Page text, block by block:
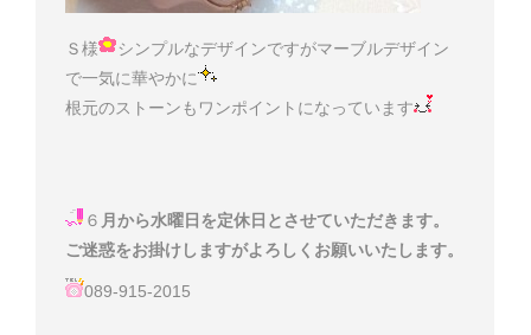
Ｓ様
シンプルなデザインですがマーブルデザイン
で一気に華やかに
根元のストーンもワンポイントになっています
６ 月から水曜日を定休日とさせていただきます。
ご迷惑をお掛けしますがよろしくお願いいたします。
089-915-2015